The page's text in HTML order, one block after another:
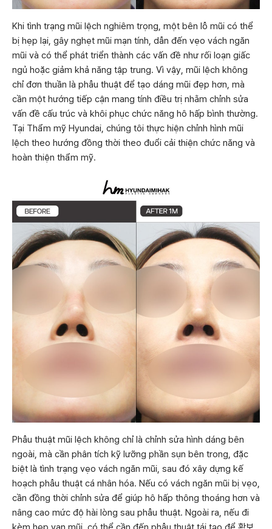
Khi tình trạng mũi lệch nghiêm trọng, một bên lỗ mũi có thể
bị hẹp lại, gây nghẹt mũi mạn tính, dẫn đến vẹo vách ngăn
mũi và có thể phát triển thành các vấn đề như rối loạn giấc
ngủ hoặc giảm khả năng tập trung. Vì vậy, mũi lệch không
chỉ đơn thuần là phẫu thuật để tạo dáng mũi đẹp hơn, mà
cần một hướng tiếp cận mang tính điều trị nhằm chỉnh sửa
vấn đề cấu trúc và khôi phục chức năng hô hấp bình thường.
Tại Thẩm mỹ Hyundai, chúng tôi thực hiện chỉnh hình mũi
lệch theo hướng đồng thời theo đuổi cải thiện chức năng và
hoàn thiện thẩm mỹ.
Phẫu thuật mũi lệch không chỉ là chỉnh sửa hình dáng bên
ngoài, mà cần phân tích kỹ lưỡng phần sụn bên trong, đặc
biệt là tình trạng vẹo vách ngăn mũi, sau đó xây dựng kế
hoạch phẫu thuật cá nhân hóa. Nếu có vách ngăn mũi bị vẹo,
cần đồng thời chỉnh sửa để giúp hô hấp thông thoáng hơn và
nâng cao mức độ hài lòng sau phẫu thuật. Ngoài ra, nếu đi